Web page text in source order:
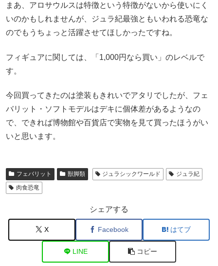
まあ、アロサウルスは特徴という特徴がないから使いにく
いのかもしれませんが、ジュラ紀最強ともいわれる恐竜な
のでもうちょっと活躍させてほしかったですね。
フィギュアに関しては、「1,000円なら買い」のレベルで
す。
今回買ってきたのは塗装もきれいでアタリでしたが、フェ
バリット・ソフトモデルはデキに個体差があるようなの
で、できれば博物館や百貨店で実物を見て買ったほうがい
いと思います。
フェバリット 獣脚類 ジュラシックワールド
ジュラ紀
肉食恐竜
シェアする
X Facebook はてブ
LINE コピー